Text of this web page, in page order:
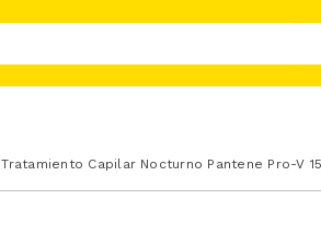
Tratamiento Capilar Nocturno Pantene Pro-V